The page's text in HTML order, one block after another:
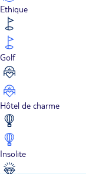
Ethique
Golf
Hôtel de charme
Insolite